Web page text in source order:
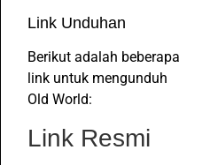
Link Unduhan
Berikut adalah beberapa
link untuk mengunduh
Old World:
Link Resmi